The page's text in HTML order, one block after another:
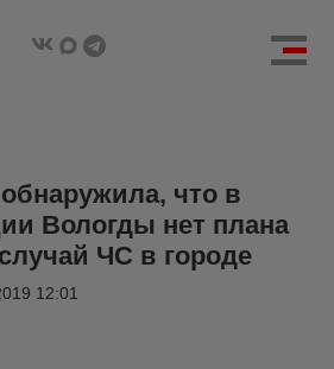
что в
Вологды нет плана
ЧС в городе
12:01